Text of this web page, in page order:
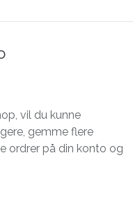
vil du kunne
gemme flere
ordrer på din konto og